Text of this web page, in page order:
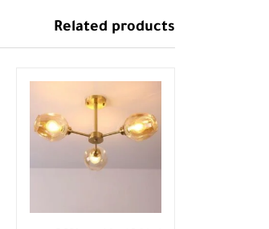
Related products